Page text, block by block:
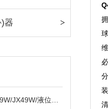
器
阀如何选型及设计制造标准）